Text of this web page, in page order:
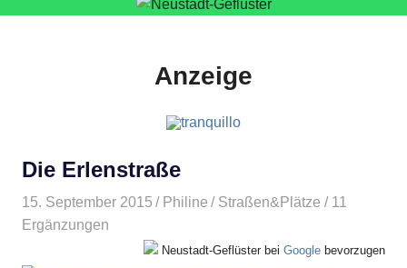
Anzeige
Die Erlenstraße
15. September 2015 Philine Straßen&Plätze / 11
Ergänzungen
Neustadt-Geflüster bei Google bevorzugen